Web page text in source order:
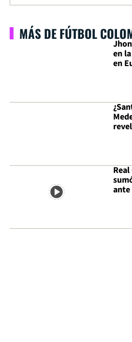
MÁS DE FÚTBOL
en
en
ante